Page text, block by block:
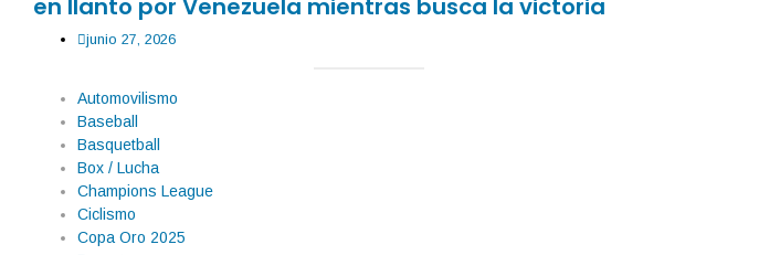
junio 27, 2026
Automovilismo
Baseball
Basquetball
Box / Lucha
Champions League
Ciclismo
Copa Oro 2025